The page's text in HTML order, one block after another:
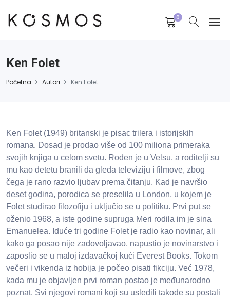
0
Ken Folet
Početna Autori Ken Folet
Ken Folet(1949) britanski je pisac trilera i istorijskih
romana. Dosad je prodao više od 100 miliona primeraka
svojih knjiga u celom svetu. Rođen je u Velsu, a roditelji su
mu kao detetu branili da gleda televiziju i filmove, zbog
čega je rano razvio ljubav prema čitanju. Kad je navršio
deset godina, porodica se preselila u London, u kojem je
Folet studirao filozofiju i uključio se u politiku. Prvi put se
oženio 1968, a iste godine supruga Meri rodila im je sina
Emanuelea. Iduće tri godine Folet je radio kao novinar, ali
kako ga posao nije zadovoljavao, napustio je novinarstvo i
zaposlio se u maloj izdavačkoj kući Everest Books. Tokom
večeri i vikenda iz hobija je počeo pisati fikciju. Već 1978,
kada mu je objavljen prvi roman postao je međunarodno
poznat. Svi njegovi romani koji su usledili takođe su postali